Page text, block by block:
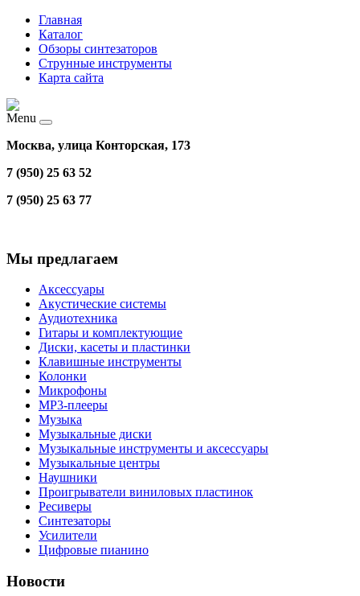
Главная
Каталог
Обзоры синтезаторов
Струнные инструменты
Карта сайта
Menu
Москва, улица Конторская, 173
7 (950) 25 63 52
7 (950) 25 63 77
Мы предлагаем
Аксессуары
Акустические системы
Аудиотехника
Гитары и комплектующие
Диски, касеты и пластинки
Клавишные инструменты
Колонки
Микрофоны
МР3-плееры
Музыка
Музыкальные диски
Музыкальные инструменты и аксессуары
Музыкальные центры
Наушники
Проигрыватели виниловых пластинок
Ресиверы
Синтезаторы
Усилители
Цифровые пианино
Новости